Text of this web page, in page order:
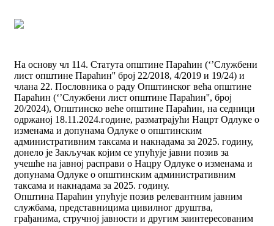
На основу чл 114. Статута општине Параћин (‘’Службени
лист општине Параћин'' број 22/2018, 4/2019 и 19/24) и
члана 22. Пословника о раду Општинског већа општине
Параћин (‘’Службени лист општине Параћин'', број
20/2024), Општинско веће општине Параћин, на седници
одржаној 18.11.2024.године, разматрајући Нацрт Одлуке о
изменама и допунама Одлуке о општинским
административним таксама и накнадама за 2025. годину,
донело је Закључак којим се упућује јавни позив за
учешће на јавној расправи о Нацру Одлуке о изменама и
допунама Одлуке о општинским административним
таксама и накнадама за 2025. годину.
Општина Параћин упућује позив релевантним јавним
службама, представницима цивилног друштва,
грађанима, стручној јавности и другим заинтересованим